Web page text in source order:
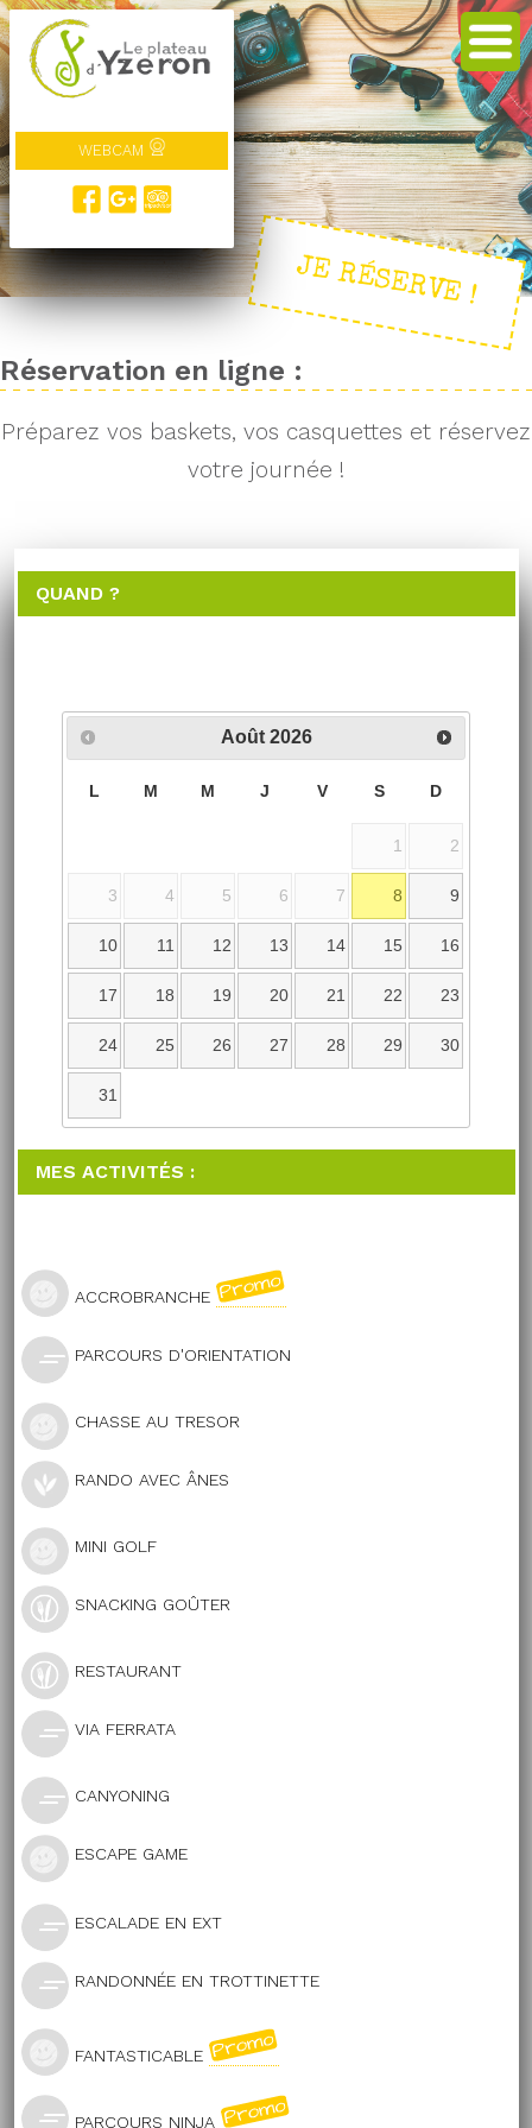
WEBCAM
JE RÉSERVE !
Réservation en ligne :
Préparez vos baskets, vos casquettes et réservez
votre journée !
QUAND ?
Août 2026
L M M J V S D
1 2
3 4 5 6 7 8 9
10 11 12 13 14 15 16
17 18 19 20 21 22 23
24 25 26 27 28 29 30
31
MES ACTIVITÉS :
ACCROBRANCHE
PARCOURS D'ORIENTATION
CHASSE AU TRESOR
RANDO AVEC ÂNES
MINI GOLF
SNACKING GOÛTER
RESTAURANT
VIA FERRATA
CANYONING
ESCAPE GAME
ESCALADE EN EXT
RANDONNÉE EN TROTTINETTE
FANTASTICABLE
PARCOURS NINJA